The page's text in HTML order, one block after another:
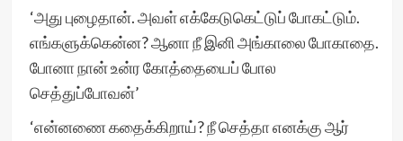
‘அது புழைதான். அவள் எக்கேடுகெட்டுப் போகட்டும்.
எங்களுக்கென்ன? ஆனா நீ இனி அங்காலை போகாதை.
போனா நான் உன்ர கோத்தையைப் போல
செத்துப்போவன்’
‘என்னணை கதைக்கிறாய்? நீ செத்தா எனக்கு ஆர்